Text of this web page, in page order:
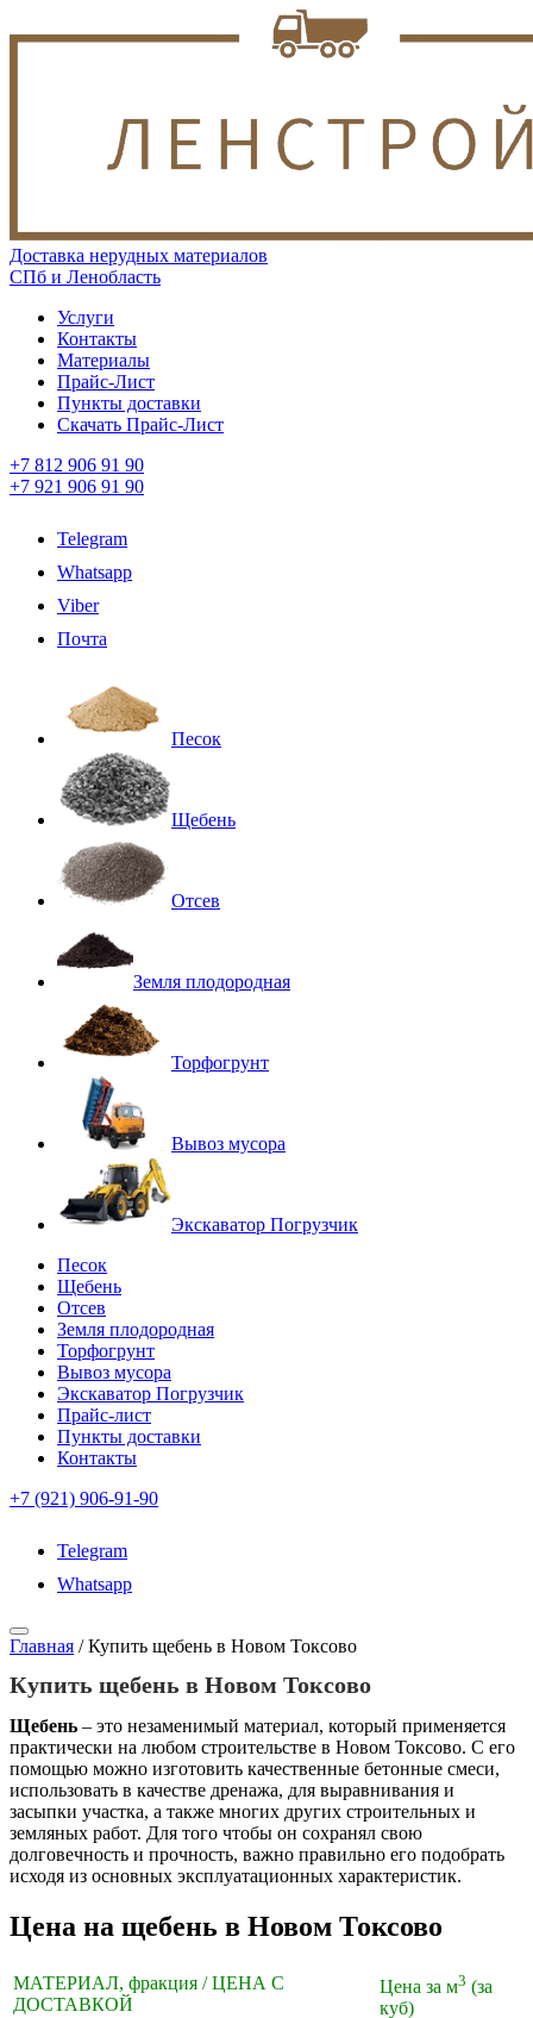
Доставка нерудных материалов
СПб и Ленобласть
Услуги
Контакты
Материалы
Прайс-Лист
Пункты доставки
Скачать Прайс-Лист
+7 812 906 91 90
+7 921 906 91 90
Telegram
Whatsapp
Viber
Почта
Песок
Щебень
Отсев
Земля плодородная
Торфогрунт
Вывоз мусора
Экскаватор Погрузчик
Песок
Щебень
Отсев
Земля плодородная
Торфогрунт
Вывоз мусора
Экскаватор Погрузчик
Прайс-лист
Пункты доставки
Контакты
+7 (921) 906-91-90
Telegram
Whatsapp
Главная /Купить щебень в Новом Токсово
Купить щебень в Новом Токсово
Щебень – это незаменимый материал, который применяется
практически на любом строительстве в Новом Токсово. С его
помощью можно изготовить качественные бетонные смеси,
использовать в качестве дренажа, для выравнивания и
засыпки участка, а также многих других строительных и
земляных работ. Для того чтобы он сохранял свою
долговечность и прочность, важно правильно его подобрать
исходя из основных эксплуатационных характеристик.
Цена на щебень в Новом Токсово
МАТЕРИАЛ, фракция / ЦЕНА С
ДОСТАВКОЙ
Цена за м3 (за
куб)